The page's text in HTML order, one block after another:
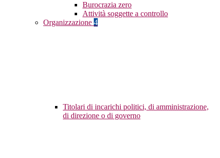
Burocrazia zero
Attività soggette a controllo
Organizzazione 4
Titolari di incarichi politici, di amministrazione,
di direzione o di governo